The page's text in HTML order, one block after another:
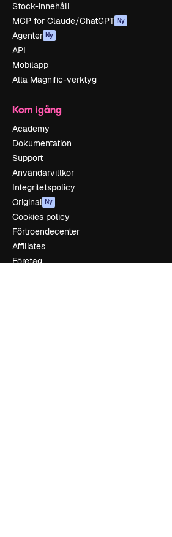
Stock-innehåll
MCP för Claude/ChatGPT Ny
Agenter Ny
API
Mobilapp
Alla Magnific-verktyg
Kom igång
Academy
Dokumentation
Support
Användarvillkor
Integritetspolicy
Original Ny
Cookies policy
Förtroendecenter
Affiliates
Företag